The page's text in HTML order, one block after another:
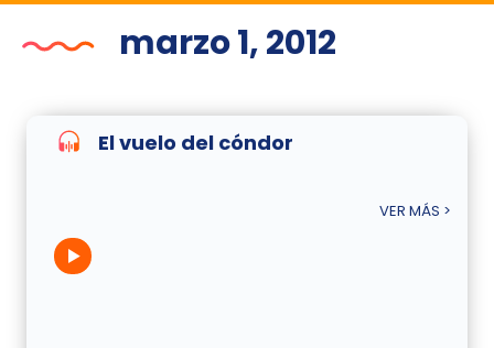
marzo 1, 2012
El vuelo del cóndor
VER MÁS >